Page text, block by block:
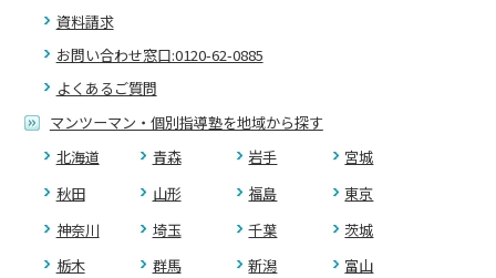
資料請求
お問い合わせ窓口:0120-62-0885
よくあるご質問
マンツーマン・個別指導塾を地域から探す
北海道
青森 岩手
宮城
秋田
山形 福島
東京
神奈川
埼玉 千葉
茨城
栃木
群馬 新潟
富山